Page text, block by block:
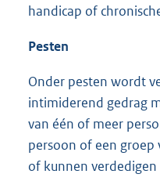
handicap of
Pesten
Onder pesten wordt
intimiderend gedrag
van één of meer
persoon of een groep
of kunnen